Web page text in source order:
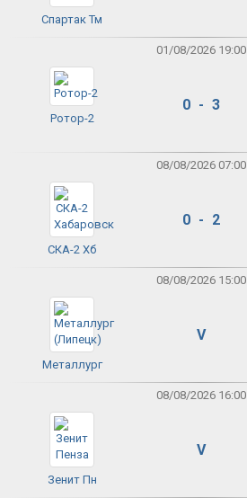
Спартак Тм
01/08/2026 19:00
Ротор-2
0 - 3
08/08/2026 07:00
СКА-2 Хб
0 - 2
08/08/2026 15:00
Металлург
V
08/08/2026 16:00
Зенит Пн
V